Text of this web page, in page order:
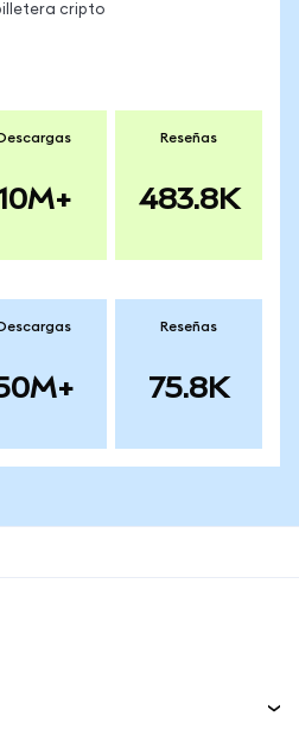
cripto
Reseñas
483.8K
Reseñas
75.8K